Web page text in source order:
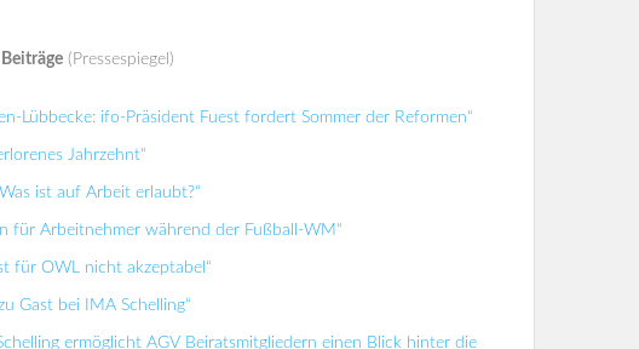
Beiträge(Pressespiegel)
Lübbecke: ifo-Präsident Fuest fordert Sommer der Reformen“
Jahrzehnt“
ist auf Arbeit erlaubt?“
für Arbeitnehmer während der Fußball-WM“
für OWL nicht akzeptabel“
Gast bei IMA Schelling“
ermöglicht AGV Beiratsmitgliedern einen Blick hinter die